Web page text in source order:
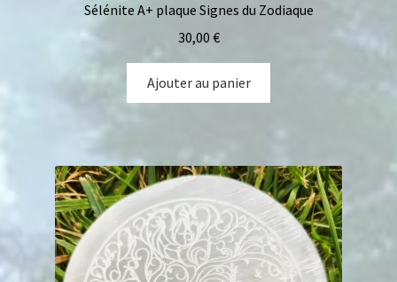
Sélénite A+ plaque Signes du Zodiaque
30,00 €
Ajouter au panier